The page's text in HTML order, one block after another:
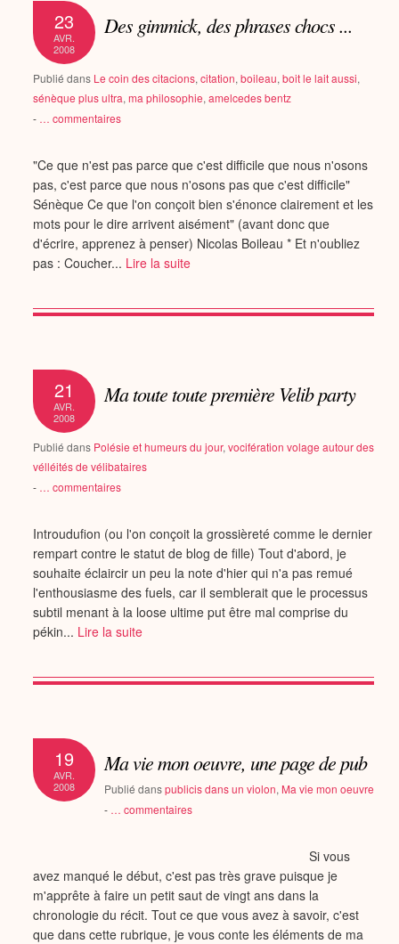
23
AVR.
2008
Des gimmick, des phrases chocs ...
Publié dans Le coin des citacions,citation,boileau,boit le lait aussi,
sénèque plus ultra,ma philosophie,amelcedes bentz
- … commentaires
"Ce que n'est pas parce que c'est difficile que nous n'osons
pas, c'est parce que nous n'osons pas que c'est difficile"
Sénèque Ce que l'on conçoit bien s'énonce clairement et les
mots pour le dire arrivent aisément" (avant donc que
d'écrire, apprenez à penser) Nicolas Boileau * Et n'oubliez
pas : Coucher... Lire la suite
21
AVR.
2008
Ma toute toute première Velib party
Publié dans Polésie et humeurs du jour,vocifération volage autour des
vélléités de vélibataires
- … commentaires
Introudufion (ou l'on conçoit la grossièreté comme le dernier
rempart contre le statut de blog de fille) Tout d'abord, je
souhaite éclaircir un peu la note d'hier qui n'a pas remué
l'enthousiasme des fuels, car il semblerait que le processus
subtil menant à la loose ultime put être mal comprise du
pékin... Lire la suite
19
AVR.
2008
Ma vie mon oeuvre, une page de pub
Publié dans publicis dans un violon, Ma vie mon oeuvre
- … commentaires
Si vous
avez manqué le début, c'est pas très grave puisque je
m'apprête à faire un petit saut de vingt ans dans la
chronologie du récit. Tout ce que vous avez à savoir, c'est
que dans cette rubrique, je vous conte les éléments de ma